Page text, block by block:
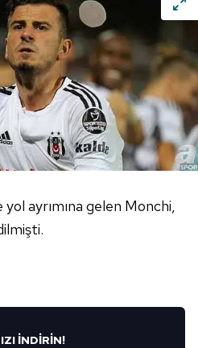
ayrımına gelen Monchi,
İNDİRİN!